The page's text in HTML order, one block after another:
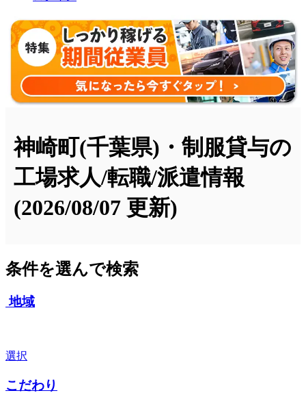
神崎町(千葉県)・制服貸与の
工場求人/転職/派遣情報
(2026/08/07 更新)
条件を選んで検索
地域
選択
こだわり